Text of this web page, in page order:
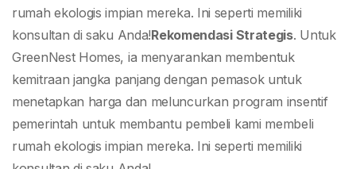
rumah ekologis impian mereka. Ini seperti memiliki
konsultan di saku Anda!Rekomendasi Strategis. Untuk
GreenNest Homes, ia menyarankan membentuk
kemitraan jangka panjang dengan pemasok untuk
menetapkan harga dan meluncurkan program insentif
pemerintah untuk membantu pembeli kami membeli
rumah ekologis impian mereka. Ini seperti memiliki